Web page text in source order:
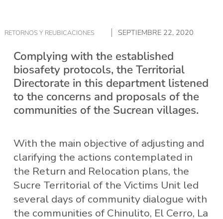
RETORNOS Y REUBICACIONES SEPTIEMBRE 22, 2020
Complying with the established
biosafety protocols, the Territorial
Directorate in this department listened
to the concerns and proposals of the
communities of the Sucrean villages.
With the main objective of adjusting and
clarifying the actions contemplated in
the Return and Relocation plans, the
Sucre Territorial of the Victims Unit led
several days of community dialogue with
the communities of Chinulito, El Cerro, La